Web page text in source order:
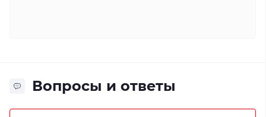
Вопросы и ответы